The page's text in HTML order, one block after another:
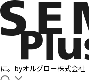
に。 byオルグロー株式会社